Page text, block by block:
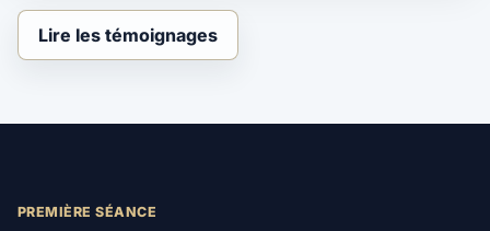
Lire les témoignages
PREMIÈRE SÉANCE